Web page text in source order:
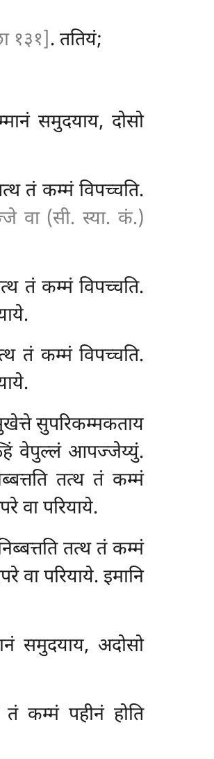
१३१] . ततियं;
समुदयाय, दोसो
तं कम्मं विपच्चति.
वा (सी. स्या. कं.)
तं कम्मं विपच्चति.
तं कम्मं विपच्चति.
सुपरिकम्मकताय
वेपुल्लं आपज्जेय्युं.
तत्थ तं कम्मं
वा परियाये.
तत्थ तं कम्मं
वा परियाये. इमानि
समुदयाय, अदोसो
कम्मं पहीनं होति